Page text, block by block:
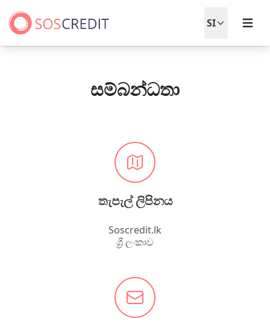
SI
සම්බන්ධතා
තැපැල් ලිපිනය
Soscredit.lk
ශ්‍රී ලංකාව